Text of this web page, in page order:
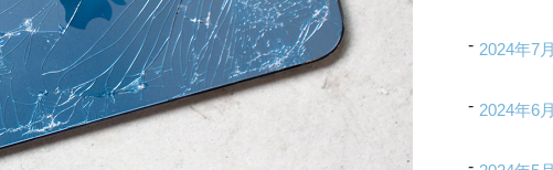
2024年7月
2024年6月